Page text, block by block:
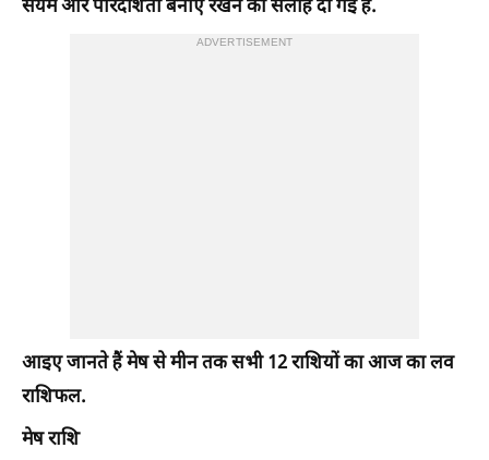
संयम और पारदर्शिता बनाए रखने की सलाह दी गई है.
ADVERTISEMENT
आइए जानते हैं मेष से मीन तक सभी 12 राशियों का आज का लव
राशिफल.
मेष राशि